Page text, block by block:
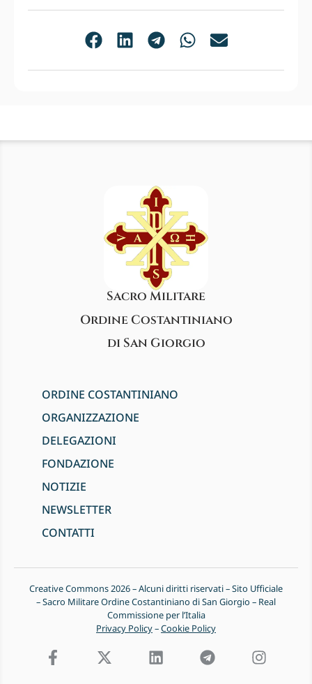
Sacro Militare
Ordine Costantiniano
di San Giorgio
ORDINE COSTANTINIANO
ORGANIZZAZIONE
DELEGAZIONI
FONDAZIONE
NOTIZIE
NEWSLETTER
CONTATTI
Creative Commons 2026 – Alcuni diritti riservati – Sito Ufficiale
– Sacro Militare Ordine Costantiniano di San Giorgio – Real
Commissione per l’Italia
Privacy Policy–Cookie Policy